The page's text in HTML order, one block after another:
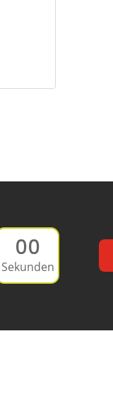
00
Sekunden